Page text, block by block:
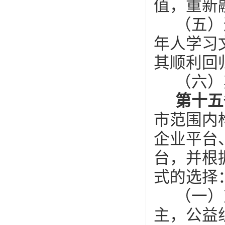
值，重新
（五
年人学习
其顺利回
（六
第十
市范围内
企业平台
台，并根
式的选择
（一
主，公益